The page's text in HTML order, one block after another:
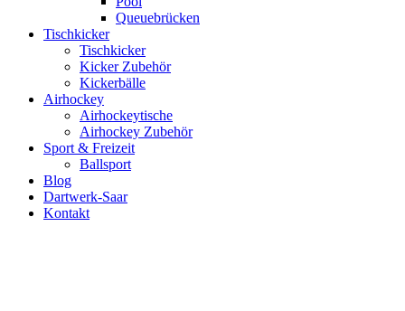
Queuebrücken
Tischkicker
Tischkicker
Kicker Zubehör
Kickerbälle
Airhockey
Airhockeytische
Airhockey Zubehör
Sport & Freizeit
Ballsport
Blog
Dartwerk-Saar
Kontakt